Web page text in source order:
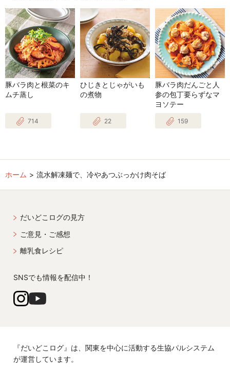
豚バラ肉と根菜のキ
ムチ蒸し
714
ひじきとじゃがいも
の煮物
22
豚バラ肉だんごと人
参の包丁要らずなマ
ヨソテー
159
ホーム 流水解凍麺で、冷やあつぶっかけ肉そば
だいどこログの見方
ご意見・ご感想
離乳食レシピ
SNSでも情報を配信中！
『だいどこログ』は、関東を中心に活動する生協パルシステム
が運営しています。